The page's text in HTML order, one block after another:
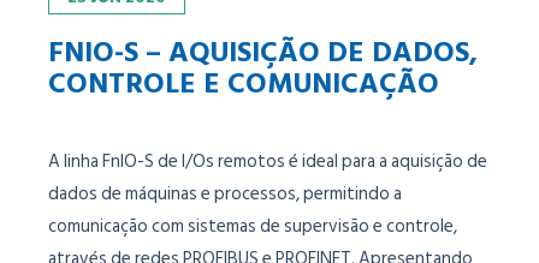
FNIO-S – AQUISIÇÃO DE DADOS,
CONTROLE E COMUNICAÇÃO
A linha FnIO-S de I/Os remotos é ideal para a aquisição de
dados de máquinas e processos, permitindo a
comunicação com sistemas de supervisão e controle,